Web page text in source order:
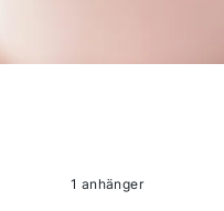
1 anhänger